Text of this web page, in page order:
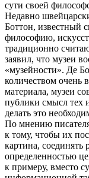
сути своей
Недавно
Боттон, известный
философию,
традиционно
заявил, что музеи
«музейности». Де
количеством очень
материала, музеи
публики смысл тех
делать это
По мнению
к тому, чтобы их
картина, соединять
определенностью
к примеру, вместо